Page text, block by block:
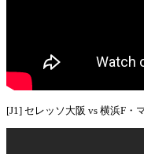
[J1] セレッソ大阪 vs 横浜F・